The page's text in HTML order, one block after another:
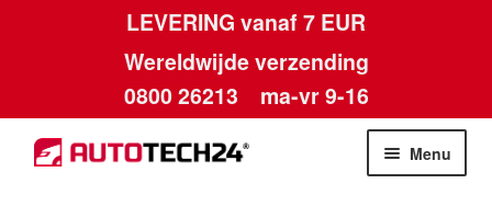
LEVERING vanaf 7 EUR
Wereldwijde verzending
0800 26213 ma-vr 9-16
Skip
to
Skip
to
Menu